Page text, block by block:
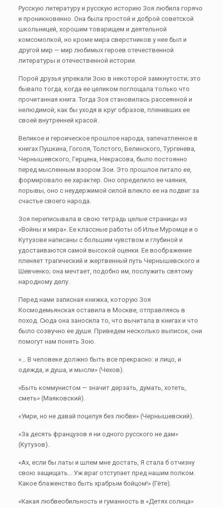
Русскую литературу и русскую историю Зоя любила горячо
и проникновенно. Она была простой и доброй советской
школьницей, хорошим товарищем и деятельной
комсомолкой, но кроме мира сверстников у нее был и
другой мир — мир любимых героев отечественной
литературы и отечественной истории.
Порой друзья упрекали Зою в некоторой замкнутости; это
бывало тогда, когда ее целиком поглощала только что
прочитанная книга. Тогда Зоя становилась рассеянной и
нелюдимой, как бы уходя в круг образов, пленивших ее
своей внутренней красой.
Великое и героическое прошлое народа, запечатленное в
книгах Пушкина, Гоголя, Толстого, Белинского, Тургенева,
Чернышевского, Герцена, Некрасова, было постоянно
перед мысленным взором Зои. Это прошлое питало ее,
формировало ее характер. Оно определило ее чаяния,
порывы, оно с неудержимой силой влекло ее на подвиг за
счастье своего народа.
Зоя переписывала в свою тетрадь целые страницы из
«Войны и мира». Ее классные работы об Илье Муромце и о
Кутузове написаны с большим чувством и глубиной и
удостаиваются самой высокой оценки. Ее воображение
пленяет трагический и жертвенный путь Чернышевского и
Шевченко; она мечтает, подобно им, послужить святому
народному делу.
Перед нами записная книжка, которую Зоя
Космодемьянская оставила в Москве, отправляясь в
поход. Сюда она заносила то, что вычитала в книгах и что
было созвучно ее душе. Приведем несколько выписок, они
помогут нам понять Зою.
«… В человеке должно быть все прекрасно: и лицо, и
одежда, и душа, и мысли» (Чехов).
«Быть коммунистом — значит дерзать, думать, хотеть,
сметь» (Маяковский).
«Умри, но не давай поцелуя без любви» (Чернышевский).
«За десять французов я ни одного русского не дам»
(Кутузов).
«Ах, если бы латы и шлем мне достать, Я стала б отчизну
свою защищать… Уж враг отступает пред нашим полком.
Какое блаженство быть храбрым бойцом!» (Гёте).
«Какая любвеобильность и гуманность в «Детях солнца»